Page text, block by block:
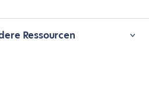
Ressourcen